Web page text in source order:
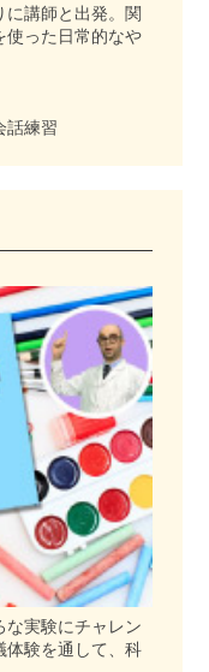
講師と出発。関
使った日常的なや
話練習
な実験にチャレン
体験を通して、科